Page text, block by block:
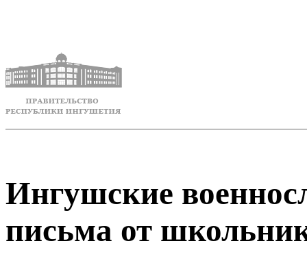
Ингушские
письма от